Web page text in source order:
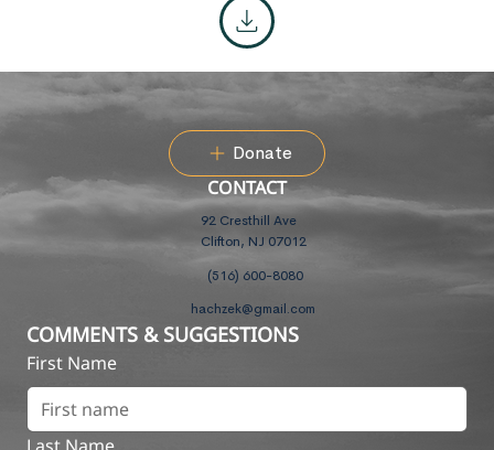
Donate
CONTACT
92 Cresthill Ave
Clifton, NJ 07012
(516) 600-8080
hachzek@gmail.com
COMMENTS & SUGGESTIONS
First Name